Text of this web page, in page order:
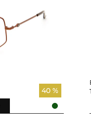
40 %